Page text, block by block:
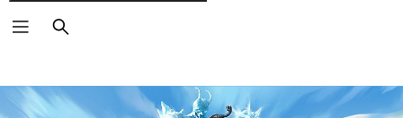
Cerca